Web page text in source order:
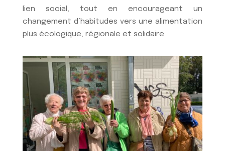
lien social, tout en encourageant un
changement d’habitudes vers une alimentation
plus écologique, régionale et solidaire.